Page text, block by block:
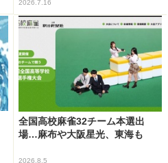
2026.7.16
全国高校麻雀32チーム本選出
場…麻布や大阪星光、東海も
2026.8.5